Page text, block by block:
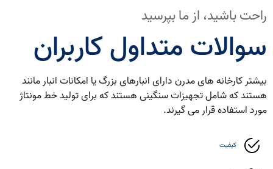
راحت باشید، از ما بپرسید
سوالات متداول کاربران
بیشتر کارخانه های مدرن دارای انبارهای بزرگ یا امکانات انبار مانند
هستند که شامل تجهیزات سنگینی هستند که برای تولید خط مونتاژ
مورد استفاده قرار می گیرند.
کیفیت